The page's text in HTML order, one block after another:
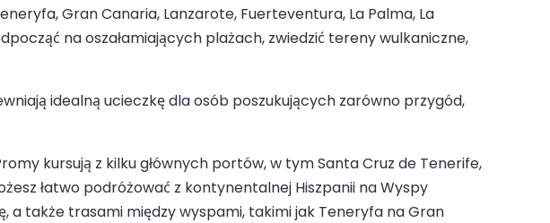
Gran Canaria, Lanzarote, Fuerteventura, La Palma, La
na oszałamiających plażach, zwiedzić tereny wulkaniczne,
idealną ucieczkę dla osób poszukujących zarówno przygód,
kursują z kilku głównych portów, w tym Santa Cruz de Tenerife,
łatwo podróżować z kontynentalnej Hiszpanii na Wyspy
a także trasami między wyspami, takimi jak Teneryfa na Gran